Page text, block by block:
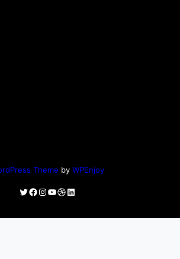
Theme by WPEnjoy
Twitter
Facebook
Instagram
YouTube
Dribbble
LinkedIn